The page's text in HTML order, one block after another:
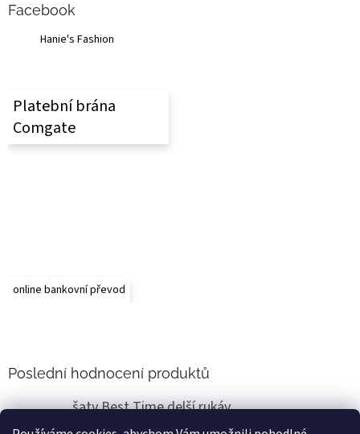
Facebook
Hanie's Fashion
Platební brána
Comgate
online bankovní převod
Poslední hodnocení produktů
šaty Best Time delší rukáv
| Renata Vlasáková